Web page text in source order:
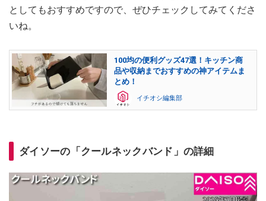
としてもおすすめですので、ぜひチェックしてみてくださ
いね。
100均の便利グッズ47選！キッチン商
品や収納までおすすめの神アイテムま
とめ！
イチオシ編集部
ダイソーの「クールネックバンド」の詳細